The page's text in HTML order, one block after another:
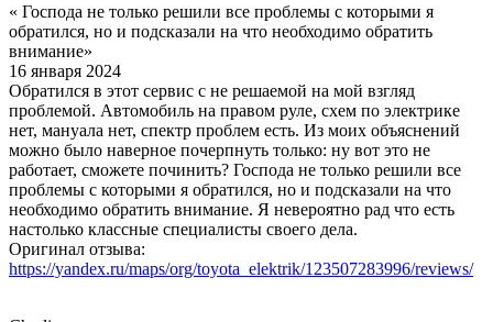
« Господа не только решили все проблемы с которыми я
обратился, но и подсказали на что необходимо обратить
внимание»
16 января 2024
Обратился в этот сервис с не решаемой на мой взгляд
проблемой. Автомобиль на правом руле, схем по электрике
нет, мануала нет, спектр проблем есть. Из моих объяснений
можно было наверное почерпнуть только: ну вот это не
работает, сможете починить? Господа не только решили все
проблемы с которыми я обратился, но и подсказали на что
необходимо обратить внимание. Я невероятно рад что есть
настолько классные специалисты своего дела.
Оригинал отзыва:
https://yandex.ru/maps/org/toyota_elektrik/123507283996/reviews/